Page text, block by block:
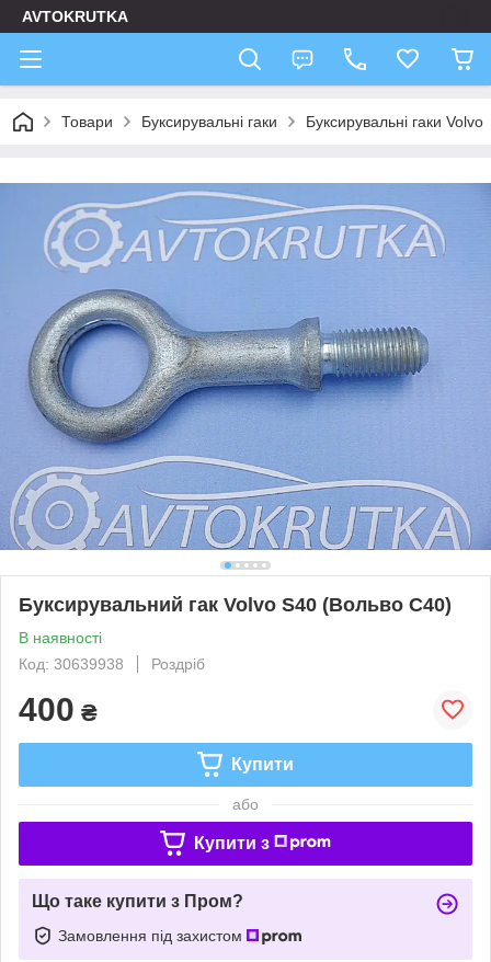
AVTOKRUTKA
Товари Буксирувальні гаки Буксирувальні гаки Volvo
Буксирувальний гак Volvo S40 (Вольво С40)
В наявності
Код: 30639938
Роздріб
400 ₴
Купити
або
Купити з
Що таке купити з Пром?
Замовлення під захистом